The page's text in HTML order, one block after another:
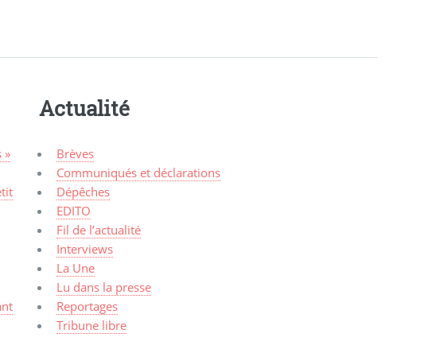
»
Actualité
Brèves
Communiqués et déclarations
Dépêches
EDITO
Fil de l’actualité
Interviews
La Une
Lu dans la presse
Reportages
Tribune libre